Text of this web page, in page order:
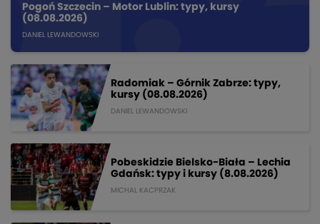
Pogoń Szczecin – Motor Lublin: typy, kursy
(08.08.2026)
DANIEL LEWANDOWSKI
Radomiak – Górnik Zabrze: typy,
kursy (08.08.2026)
DANIEL LEWANDOWSKI
Pobeskidzie Bielsko-Biała – Lechia
Gdańsk: typy i kursy (8.08.2026)
MICHAL KACPRZAK